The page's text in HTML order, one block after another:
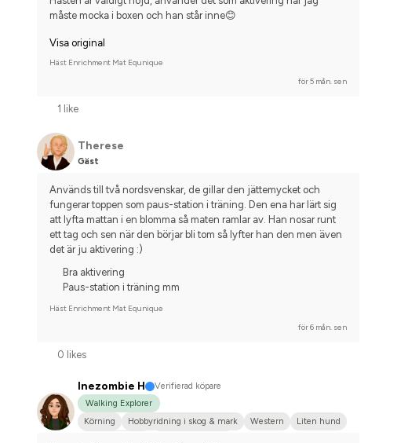
måste mocka i boxen och han står inne😊
Visa original
Häst Enrichment Mat Equnique
för 5 mån. sen
1 like
Therese
Gäst
Används till två nordsvenskar, de gillar den jättemycket och
fungerar toppen som paus-station i träning. Den ena har lärt sig
att lyfta mattan i en blomma så maten ramlar av. Han nosar runt
ett tag och sen när den börjar bli tom så lyfter han den men även
det är ju aktivering :)
Bra aktivering
Paus-station i träning mm
Häst Enrichment Mat Equnique
för 6 mån. sen
0 likes
Inezombie H
Verifierad köpare
Walking Explorer
Körning
Hobbyridning i skog & mark Western
Liten hund